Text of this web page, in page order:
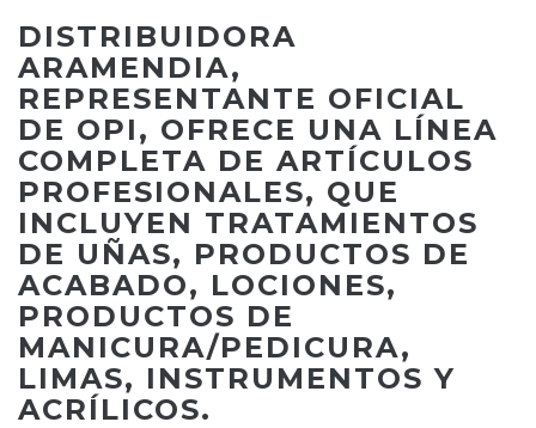
DISTRIBUIDORA
ARAMENDIA,
REPRESENTANTE OFICIAL
DE OPI, OFRECE UNA LÍNEA
COMPLETA DE ARTÍCULOS
PROFESIONALES, QUE
INCLUYEN TRATAMIENTOS
DE UÑAS, PRODUCTOS DE
ACABADO, LOCIONES,
PRODUCTOS DE
MANICURA/PEDICURA,
LIMAS, INSTRUMENTOS Y
ACRÍLICOS.